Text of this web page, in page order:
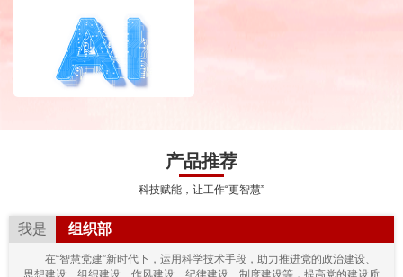
产品推荐
科技赋能，让工作“更智慧”
我是 组织部
在“智慧党建”新时代下，运用科学技术手段，助力推进党的政治建设、
思想建设、组织建设、作风建设、纪律建设、制度建设等，提高党的建设质